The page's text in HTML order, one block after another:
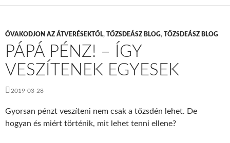
ÓVAKODJON AZ ÁTVERÉSEKTŐL, TŐZSDEÁSZ BLOG, TŐZSDEÁSZ BLOG
PÁPÁ PÉNZ! – ÍGY
VESZÍTENEK EGYESEK
2019-03-28
Gyorsan pénzt veszíteni nem csak a tőzsdén lehet. De
hogyan és miért történik, mit lehet tenni ellene?